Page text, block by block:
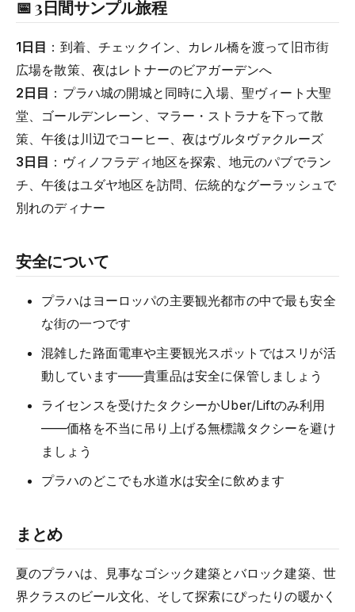
📅 3日間サンプル旅程
1日目 ：到着、チェックイン、カレル橋を渡って旧市街
広場を散策、夜はレトナーのビアガーデンへ
2日目 ：プラハ城の開城と同時に入場、聖ヴィート大聖
堂、ゴールデンレーン、マラー・ストラナを下って散
策、午後は川辺でコーヒー、夜はヴルタヴァクルーズ
3日目 ：ヴィノフラディ地区を探索、地元のパブでラン
チ、午後はユダヤ地区を訪問、伝統的なグーラッシュで
別れのディナー
安全について
プラハはヨーロッパの主要観光都市の中で最も安全
な街の一つです
混雑した路面電車や主要観光スポットではスリが活
動しています——貴重品は安全に保管しましょう
ライセンスを受けたタクシーかUber/Liftのみ利用
——価格を不当に吊り上げる無標識タクシーを避け
ましょう
プラハのどこでも水道水は安全に飲めます
まとめ
夏のプラハは、見事なゴシック建築とバロック建築、世
界クラスのビール文化、そして探索にぴったりの暖かく